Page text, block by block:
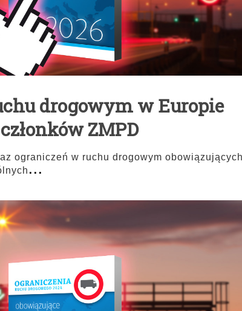
drogowym w Europie
ZMPD
ograniczeń w ruchu drogowym
...